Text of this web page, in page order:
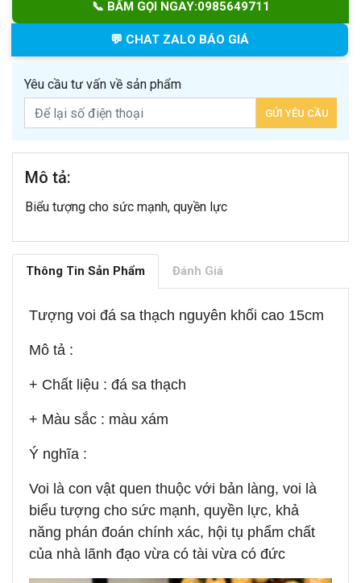
📞 BẤM GỌI NGAY:0985649711
💬 CHAT ZALO BÁO GIÁ
Yêu cầu tư vấn về sản phẩm
Mô tả:
Biểu tượng cho sức mạnh, quyền lực
Thông Tin Sản Phẩm Đánh Giá
Tượng voi đá sa thạch nguyên khối cao 15cm
Mô tả :
+ Chất liệu : đá sa thạch
+ Màu sắc : màu xám
Ý nghĩa :
Voi là con vật quen thuộc với bản làng, voi là
biểu tượng cho sức mạnh, quyền lực, khả
năng phán đoán chính xác, hội tụ phẩm chất
của nhà lãnh đạo vừa có tài vừa có đức